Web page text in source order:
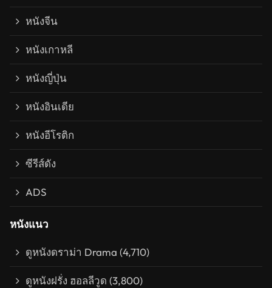
หนังจีน
หนังเกาหลี
หนังญี่ปุ่น
หนังอินเดีย
หนังอีโรติก
ซีรีส์ดัง
ADS
หนังแนว
ดูหนังดราม่า Drama (4,710)
ดูหนังฝรั่ง ฮอลลีวูด (3,800)